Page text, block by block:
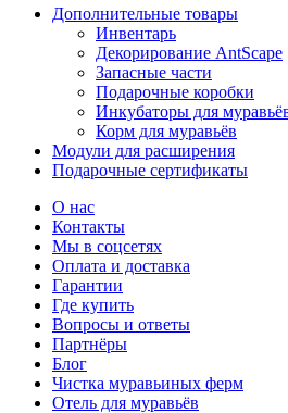
Дополнительные товары
Инвентарь
Декорирование AntScape
Запасные части
Подарочные коробки
Инкубаторы для
Корм для муравьёв
Модули для расширения
Подарочные сертификаты
О нас
Контакты
Мы в соцсетях
Оплата и доставка
Гарантии
Где купить
Вопросы и ответы
Партнёры
Блог
Чистка муравьиных ферм
Отель для муравьёв